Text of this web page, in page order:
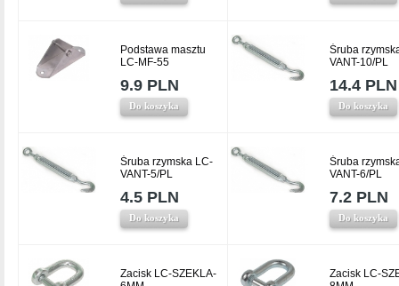
Podstawa masztu
LC-MF-55
9.9 PLN
Do koszyka
Śruba
VANT-10/PL
14.4 PLN
Do koszyka
Śruba rzymska LC-
VANT-5/PL
4.5 PLN
Do koszyka
Śruba
VANT-6/PL
7.2 PLN
Do koszyka
Zacisk LC-SZEKLA-
Zacisk LC-